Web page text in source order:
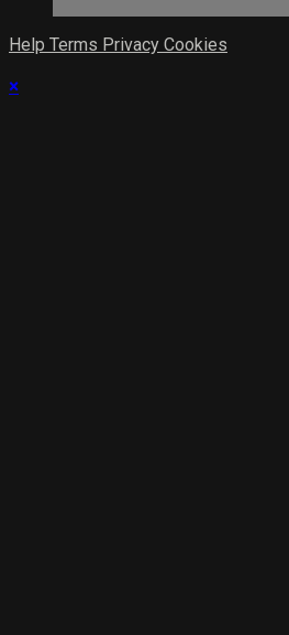
Help Terms Privacy Cookies
×